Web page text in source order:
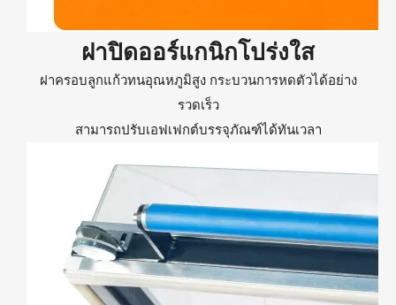
ฝาปิดออร์แกนิกโปร่งใส
ฝาครอบลูกแก้วทนอุณหภูมิสูง กระบวนการหดตัวได้อย่าง
รวดเร็ว
สามารถปรับเอฟเฟกต์บรรจุภัณฑ์ได้ทันเวลา